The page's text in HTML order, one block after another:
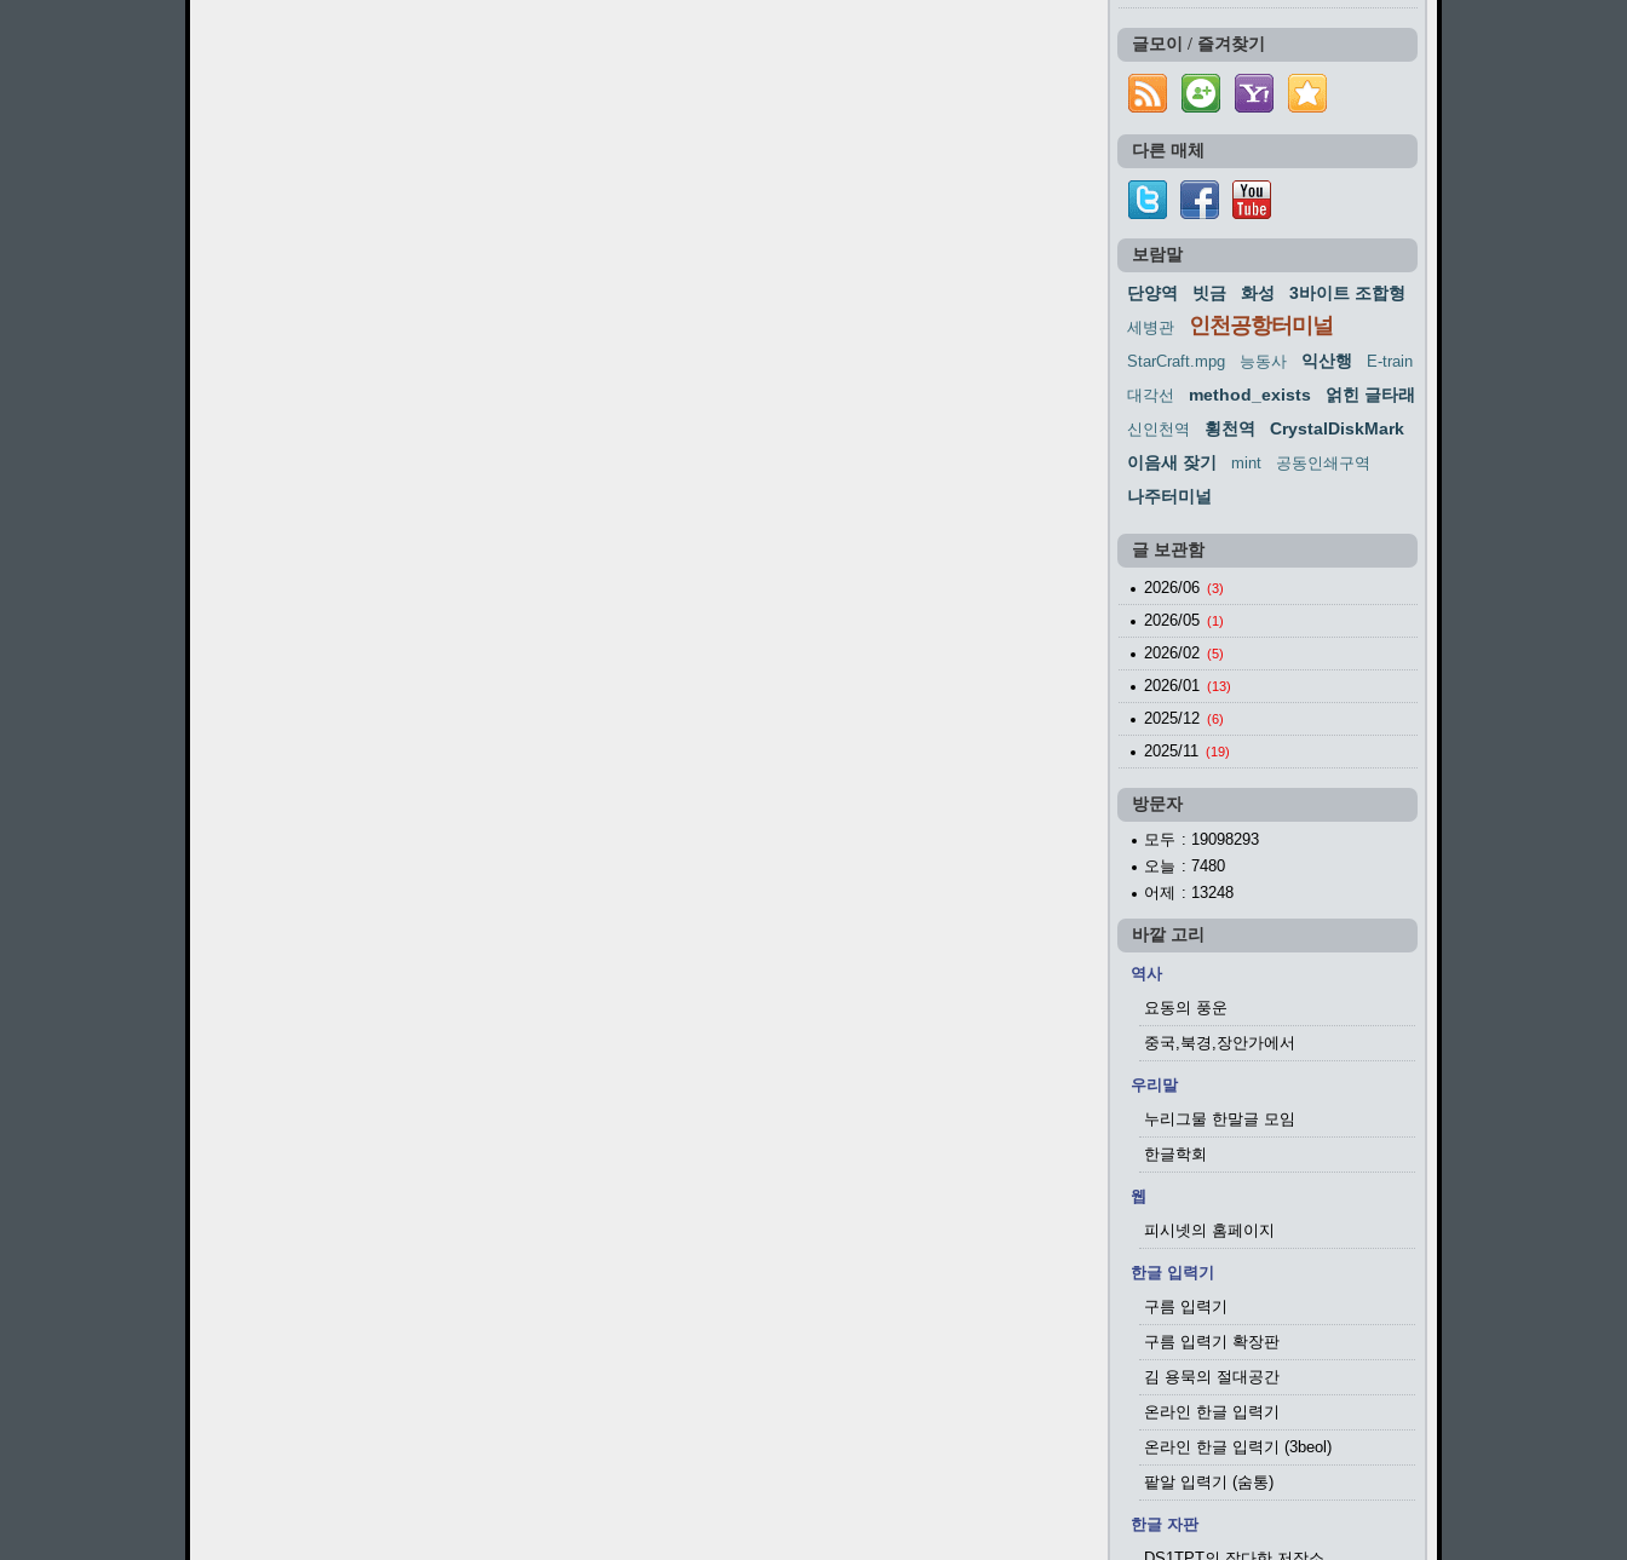
글모이 / 즐겨찾기
다른 매체
보람말
단양역 빗금 화성 3바이트 조합형
세병관 인천공항터미널
StarCraft.mpg 능동사 익산행
E-train
대각선
method_exists 얽힌 글타래
신인천역 횡천역
CrystalDiskMark
이음새 잦기
mint 공동인쇄구역
나주터미널
글 보관함
2026/06 (3)
2026/05 (1)
2026/02 (5)
2026/01 (13)
2025/12 (6)
2025/11 (19)
방문자
모두 : 19098293
오늘 : 7480
어제 : 13248
바깥 고리
역사
요동의 풍운
중국,북경,장안가에서
우리말
누리그물 한말글 모임
한글학회
웹
피시넷의 홈페이지
한글 입력기
구름 입력기
구름 입력기 확장판
김 용묵의 절대공간
온라인 한글 입력기
온라인 한글 입력기 (3beol)
팥알 입력기 (숨통)
한글 자판